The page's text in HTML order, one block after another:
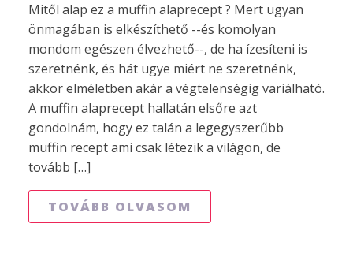
Mitől alap ez a muffin alaprecept ? Mert ugyan
önmagában is elkészíthető --és komolyan
mondom egészen élvezhető--, de ha ízesíteni is
szeretnénk, és hát ugye miért ne szeretnénk,
akkor elméletben akár a végtelenségig variálható.
A muffin alaprecept hallatán elsőre azt
gondolnám, hogy ez talán a legegyszerűbb
muffin recept ami csak létezik a világon, de
tovább […]
TOVÁBB OLVASOM